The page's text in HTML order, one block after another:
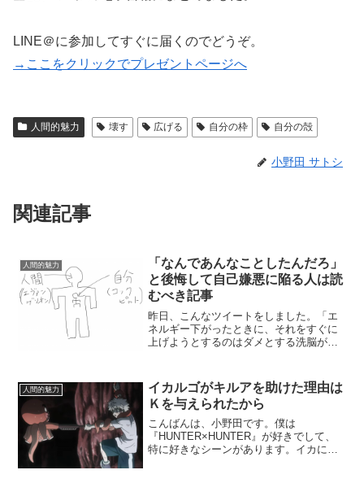
LINE＠に参加してすぐに届くのでどうぞ。
→ここをクリックでプレゼントページへ
人間的魅力 壊す 広げる 自分の枠 自分の殻
小野田 サトシ
関連記事
人間的魅力
「なんであんなことしたんだろ」
と後悔して自己嫌悪に陥る人は読
むべき記事
昨日、こんなツイートをしました。「エ
ネルギー下がったときに、それをすぐに
上げようとするのはダメとする洗脳があ
から次の日にはケロッと楽しそうにして
ると、「そんな感じなの？...
人間的魅力
イカルゴがキルアを助けた理由は
Ｋを与えられたから
こんばんは、小野田です。僕は
『HUNTER×HUNTER』が好きでして、
特に好きなシーンがあります。イカに憧